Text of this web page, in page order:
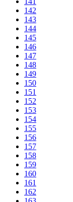
142
143
144
145
146
147
148
149
150
151
152
153
154
155
156
157
158
159
160
161
162